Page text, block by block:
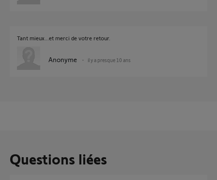
Tant mieux...et merci de votre retour.
Anonyme il y a presque 10 ans
Questions liées